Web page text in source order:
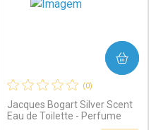
Comprar sem Desconto
Por R$ 64,90/cada
Comprar sem Desconto
Por R$ 64,90/cada
(0)
Jacques Bogart Silver Scent
Eau de Toilette - Perfume
COMPRAR